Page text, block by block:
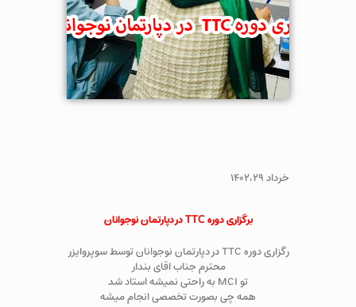
خرداد ۱۴۰۲،۲۹
برگزاری دوره TTC در دپارتمان نوجوانان
رگزاری دوره TTC در دپارتمان نوجوانان توسط سوپروایزر
محترم جناب اقای بندار
تو MCI به راحتی نمیشه استاد شد
همه چی بصورت تخصصی انجام میشه